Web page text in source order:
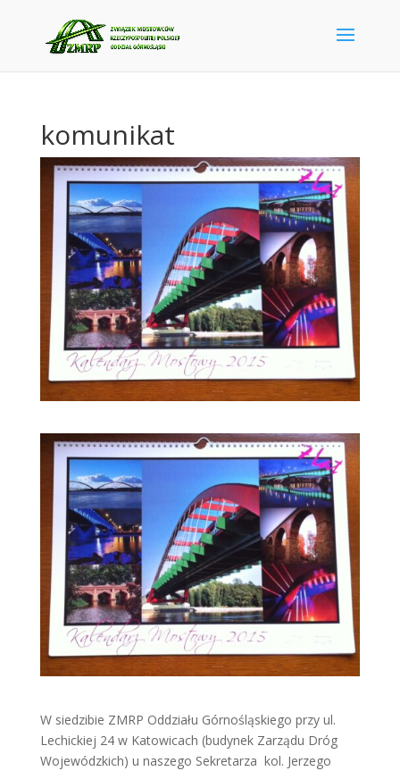
komunikat
W siedzibie ZMRP Oddziału Górnośląskiego przy ul.
Lechickiej 24 w Katowicach (budynek Zarządu Dróg
Wojewódzkich) u naszego Sekretarza kol. Jerzego